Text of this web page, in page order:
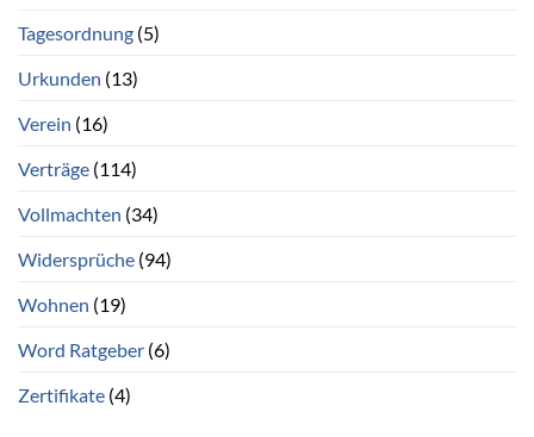
Tagesordnung (5)
Urkunden (13)
Verein (16)
Verträge (114)
Vollmachten (34)
Widersprüche (94)
Wohnen (19)
Word Ratgeber (6)
Zertifikate (4)